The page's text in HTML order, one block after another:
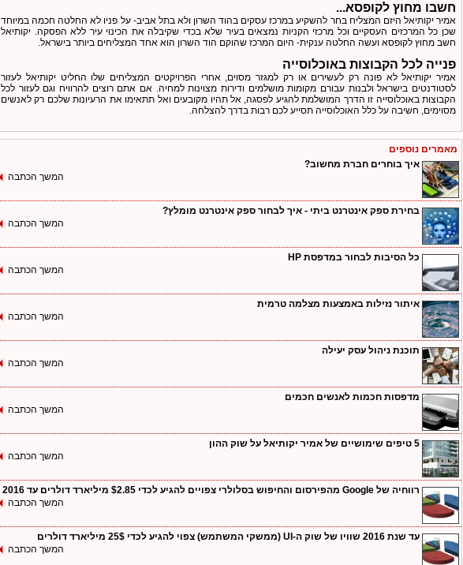
חשבו מחוץ לקופסא...
אמיר יקותיאל היזם המצליח בחר להשקיע במרכז עסקים בהוד השרון ולא בתל אביב- על פניו לא החלטה חכמה במיוחד
שכן כל המרכזים העסקיים וכל מרכזי הקניות נמצאים בעיר שלא בכדי שקיבלה את הכינוי עיר ללא הפסקה. יקותיאל
חשב מחוץ לקופסא ועשה החלטה ענקית- היום המרכז שהוקם הוד השרון הוא אחד המצליחים ביותר בישראל.
פנייה לכל הקבוצות באוכלוסייה
אמיר יקותיאל לא פונה רק לעשירים או רק למגזר מסוים, אחרי הפרויקטים המצליחים שלו החליט יקותיאל לעזור
לסטודנטים בישראל ולבנות עבורם מקומות מושלמים ודירות מצוינות למחיה. אם אתם רוצים להרוויח וגם לעזור לכל
הקבוצות באוכלוסייה זו הדרך המושלמת להגיע לפסגה, אל תהיו מקובעים ואל תתאימו את הרעיונות שלכם רק לאנשים
מסוימים, חשיבה על כלל האוכלוסייה תסייע לכם רבות בדרך להצלחה.
מאמרים נוספים
איך בוחרים חברת מחשוב?
המשך הכתבה
בחירת ספק אינטרנט ביתי - איך לבחור ספק אינטרנט מומלץ?
המשך הכתבה
כל הסיבות לבחור במדפסת HP
המשך הכתבה
איתור נזילות באמצעות מצלמה טרמית
המשך הכתבה
תוכנת ניהול עסק יעילה
המשך הכתבה
מדפסות חכמות לאנשים חכמים
המשך הכתבה
5 טיפים שימושיים של אמיר יקותיאל על שוק ההון
המשך הכתבה
רווחיה של Google מהפירסום והחיפוש בסלולרי צפויים להגיע לכדי $2.85 מיליארד דולרים עד 2016
המשך הכתבה
עד שנת 2016 שוויו של שוק ה-UI (ממשקי המשתמש) צפוי להגיע לכדי 25$ מיליארד דולרים
המשך הכתבה